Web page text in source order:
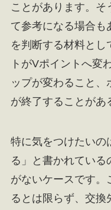
ことがあります。そ
て参考になる場合も
を判断する材料とし
トがVポイントへ変
ップが変わること、
が終了することがあ
特に気をつけたいの
る」と書かれている
がないケースです。
るとは限らず、交換